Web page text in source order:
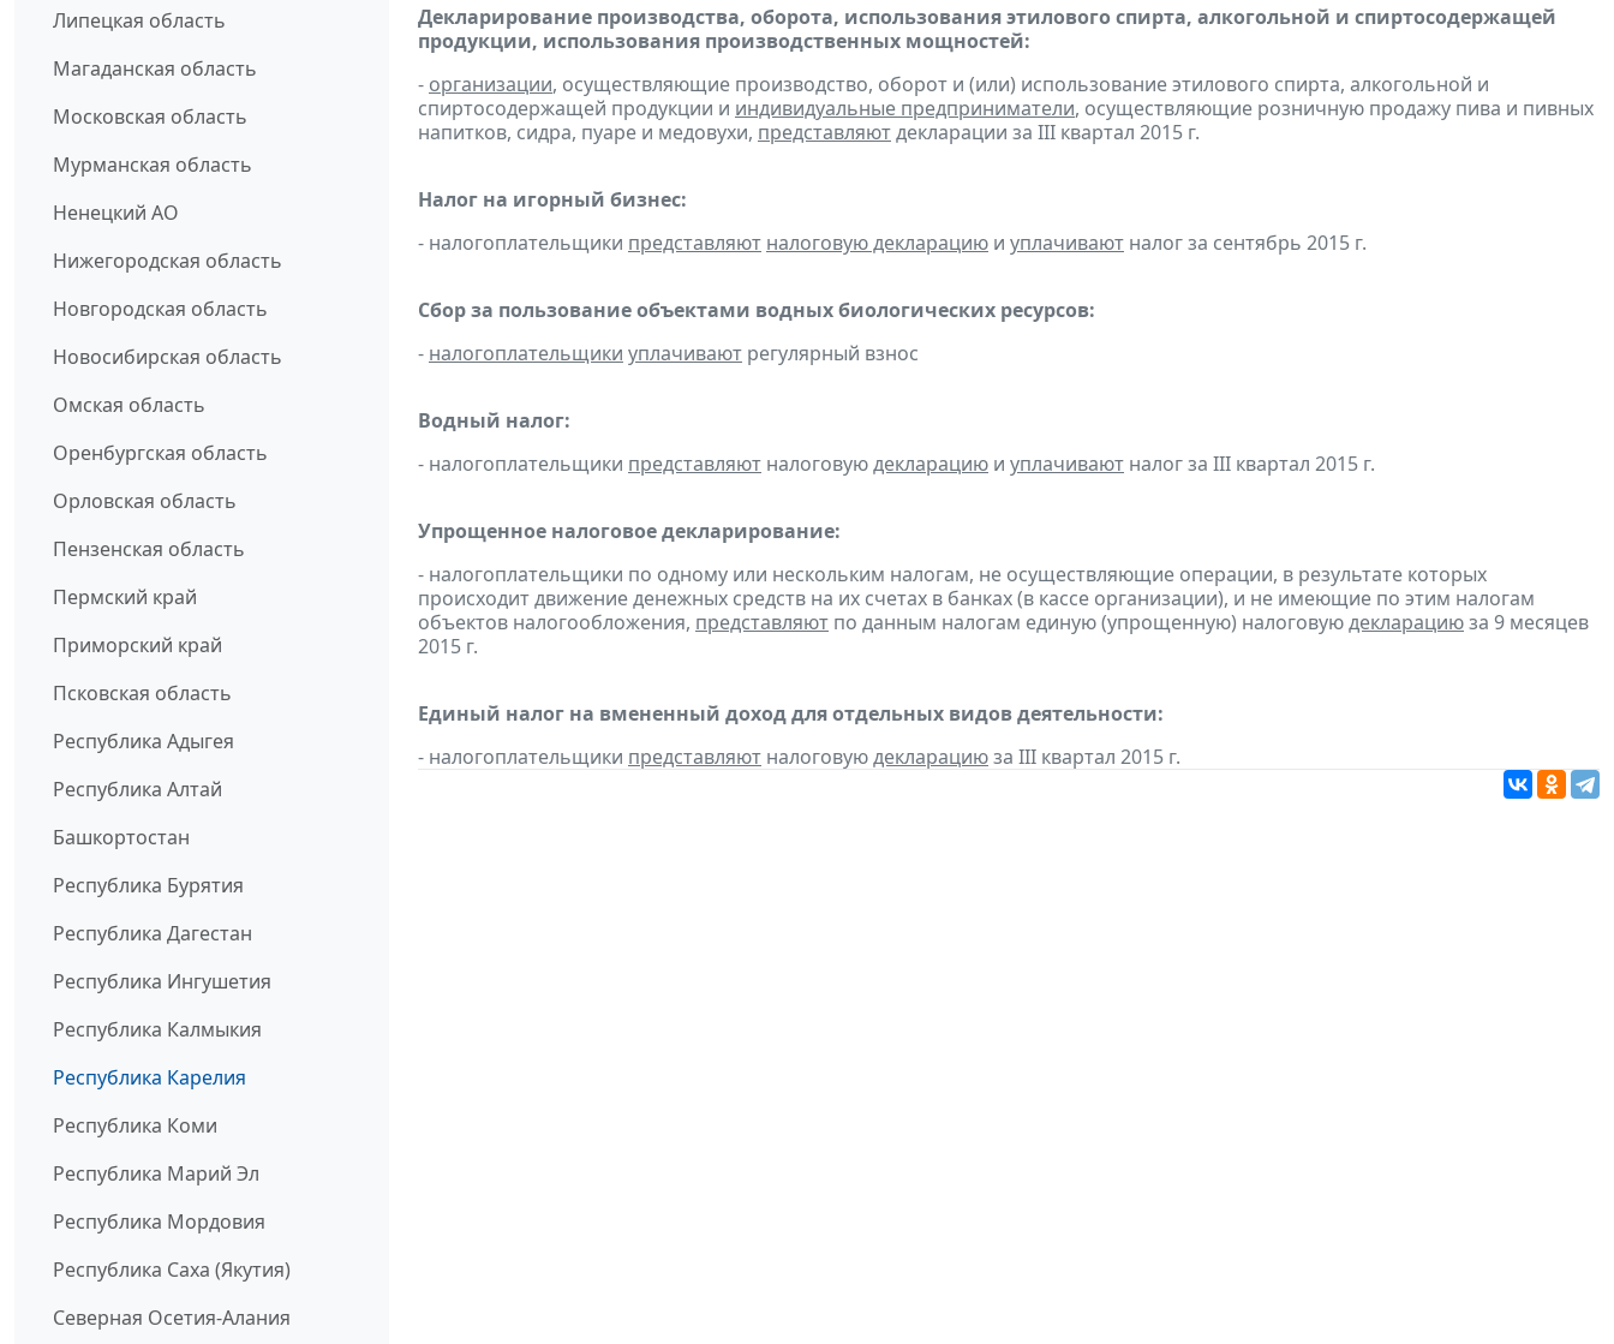
Липецкая область
Магаданская область
Московская область
Мурманская область
Ненецкий АО
Нижегородская область
Новгородская область
Новосибирская область
Омская область
Оренбургская область
Орловская область
Пензенская область
Пермский край
Приморский край
Псковская область
Республика Адыгея
Республика Алтай
Башкортостан
Республика Бурятия
Республика Дагестан
Республика Ингушетия
Республика Калмыкия
Республика Карелия
Республика Коми
Республика Марий Эл
Республика Мордовия
Республика Саха (Якутия)
Северная Осетия-Алания
Декларирование производства, оборота, использования этилового спирта, алкогольной и спиртосодержащей
продукции, использования производственных мощностей:
- организации, осуществляющие производство, оборот и (или) использование этилового спирта, алкогольной и
спиртосодержащей продукции и индивидуальные предприниматели, осуществляющие розничную продажу пива и пивных
напитков, сидра, пуаре и медовухи, представляютдекларации за III квартал 2015 г.
Налог на игорный бизнес:
- налогоплательщики представляют налоговую декларацию и уплачивают налог за сентябрь 2015 г.
Сбор за пользование объектами водных биологических ресурсов:
- налогоплательщики уплачивают регулярный взнос
Водный налог:
- налогоплательщики представляют налоговуюдекларацию и уплачивают налог за III квартал 2015 г.
Упрощенное налоговое декларирование:
- налогоплательщики по одному или нескольким налогам, не осуществляющие операции, в результате которых
происходит движение денежных средств на их счетах в банках (в кассе организации), и не имеющие по этим налогам
объектов налогообложения, представляют по данным налогам единую (упрощенную) налоговуюдекларациюза 9 месяцев
2015 г.
Единый налог на вмененный доход для отдельных видов деятельности:
- налогоплательщики представляют налоговуюдекларациюза III квартал 2015 г.